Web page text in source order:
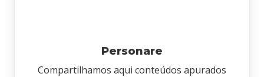
Personare
Compartilhamos aqui conteúdos apurados